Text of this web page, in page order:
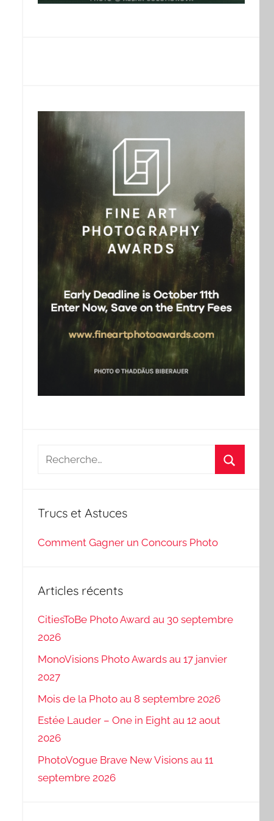
Recherche
Trucs et Astuces
Comment Gagner un Concours Photo
Articles récents
CitiesToBe Photo Award au 30 septembre
2026
MonoVisions Photo Awards au 17 janvier
2027
Mois de la Photo au 8 septembre 2026
Estée Lauder – One in Eight au 12 aout
2026
PhotoVogue Brave New Visions au 11
septembre 2026